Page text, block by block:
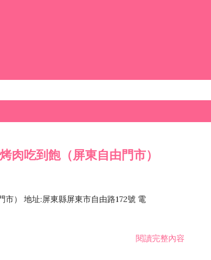
肉吃到飽（屏東自由門市）
市） 地址:屏東縣屏東市自由路172號 電
閱讀完整內容